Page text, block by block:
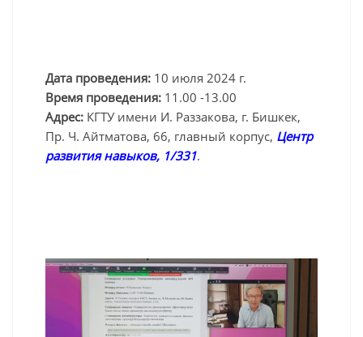
Дата проведения: 10 июля 2024 г.
Время проведения: 11.00 -13.00
Адрес: КГТУ имени И. Раззакова, г. Бишкек,
Пр. Ч. Айтматова, 66, главный корпус, Центр
развития навыков, 1/331.